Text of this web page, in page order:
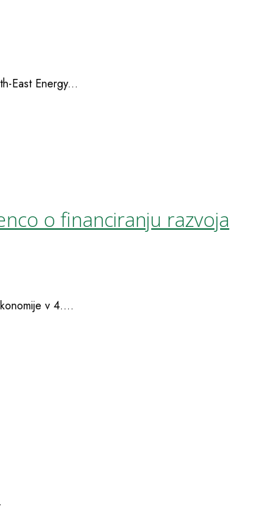
East Energy...
o financiranju razvoja
v 4....